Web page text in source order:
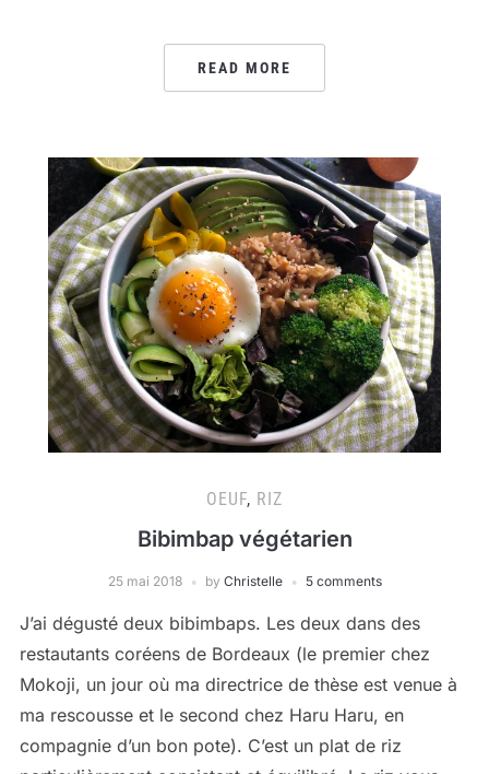
READ MORE
OEUF, RIZ
Bibimbap végétarien
25 mai 2018 by Christelle 5 comments
J’ai dégusté deux bibimbaps. Les deux dans des
restautants coréens de Bordeaux (le premier chez
Mokoji, un jour où ma directrice de thèse est venue à
ma rescousse et le second chez Haru Haru, en
compagnie d’un bon pote). C’est un plat de riz